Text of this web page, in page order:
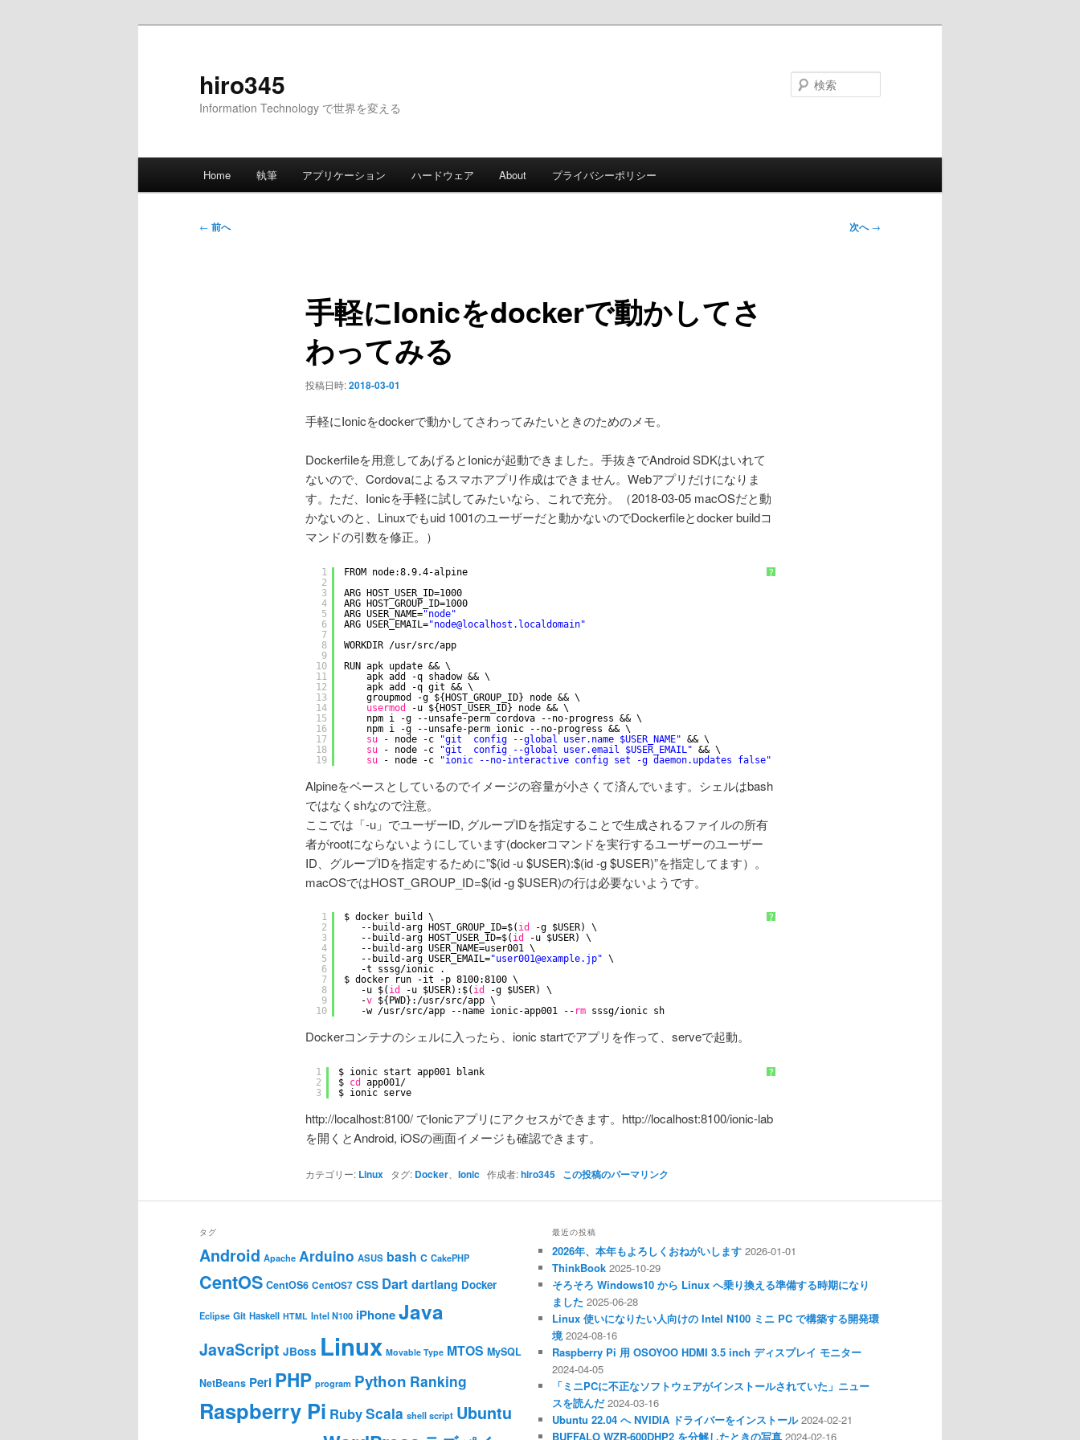
hiro345
Information Technology で世界を変える
Home 執筆 アプリケーション ハードウェア About プライバシーポリシー
投
← 前へ 次へ→
手軽にIonicをdockerで動かしてさ
わってみる
投稿日時:2018-03-01
手軽にIonicをdockerで動かしてさわってみたいときのためのメモ。
Dockerfileを用意してあげるとIonicが起動できました。手抜きでAndroid SDKはいれて
ないので、Cordovaによるスマホアプリ作成はできません。Webアプリだけになりま
す。ただ、Ionicを手軽に試してみたいなら、これで充分。（2018-03-05 macOSだと動
かないのと、Linuxでもuid 1001のユーザーだと動かないのでDockerfileとdocker buildコ
マンドの引数を修正。）
?
1
2
3
4
5
6
7
8
9
10
11
12
13
14
15
16
17
18
19
FROM node:8.9.4-alpine
ARG HOST_USER_ID=1000
ARG HOST_GROUP_ID=1000
ARG USER_NAME="node"
ARG USER_EMAIL="node@localhost.localdomain"
WORKDIR /usr/src/app
RUN apk update && \
apk add -q shadow && \
apk add -q git && \
groupmod -g ${HOST_GROUP_ID} node && \
usermod
-u ${HOST_USER_ID} node && \
npm i -g --unsafe-perm cordova --no-progress && \
npm i -g --unsafe-perm ionic --no-progress && \
su
- node -c "git  config --global user.name $USER_NAME" && \
su
- node -c "git  config --global user.email $USER_EMAIL" && \
su
- node -c "ionic --no-interactive config set -g daemon.updates false"
Alpineをベースとしているのでイメージの容量が小さくて済んでいます。シェルはbash
ではなくshなので注意。
ここでは「-u」でユーザーID, グループIDを指定することで生成されるファイルの所有
者がrootにならないようにしています(dockerコマンドを実行するユーザーのユーザー
ID、グループIDを指定するために”$(id -u $USER):$(id -g $USER)”を指定してます）。
macOSではHOST_GROUP_ID=$(id -g $USER)の行は必要ないようです。
?
1
2
3
4
5
6
7
8
9
10
$ docker build \
--build-arg HOST_GROUP_ID=$( id
-g $USER) \
--build-arg HOST_USER_ID=$( id
-u $USER) \
--build-arg USER_NAME=user001 \
--build-arg USER_EMAIL="user001@example.jp" \
-t sssg/ionic
.
$ docker run -it -p 8100:8100 \
-u $( id -u $USER):$( id
-g $USER) \
-v ${PWD}: /usr/src/app \
-w /usr/src/app --name ionic-app001 -- rm sssg/ionic sh
Dockerコンテナのシェルに入ったら、ionic startでアプリを作って、serveで起動。
?
1
2
3
$ ionic start app001 blank
$ cd
app001/
$ ionic serve
http://localhost:8100/ でIonicアプリにアクセスができます。http://localhost:8100/ionic-lab
を開くとAndroid, iOSの画面イメージも確認できます。
カテゴリー: Linuxタグ: Docker、 Ionic作成者:hiro345 この投稿のパーマリンク
タグ
Android Apache Arduino ASUS bash C CakePHP
CentOS CentOS6 CentOS7 CSS Dart dartlang Docker
Eclipse Git Haskell HTML Intel N100 iPhoneJava
JavaScript JBoss Linux Movable Type MTOS MySQL
NetBeans Perl PHP program Python Ranking
Raspberry Pi RubyScala shell script Ubuntu
最近の投稿
2026年、本年もよろしくおねがいします 2026-01-01
ThinkBook 2025-10-29
そろそろ Windows10 から Linux へ乗り換える準備する時期になり
ました 2025-06-28
Linux 使いになりたい人向けの Intel N100 ミニ PC で構築する開発環
境 2024-08-16
Raspberry Pi 用 OSOYOO HDMI 3.5 inch ディスプレイ モニター
2024-04-05
「ミニPCに不正なソフトウェアがインストールされていた」ニュー
スを読んだ 2024-03-16
Ubuntu 22.04 へ NVIDIA ドライバーをインストール 2024-02-21
BUFFALO WZR-600DHP2 を分解したときの写真 2024-02-16